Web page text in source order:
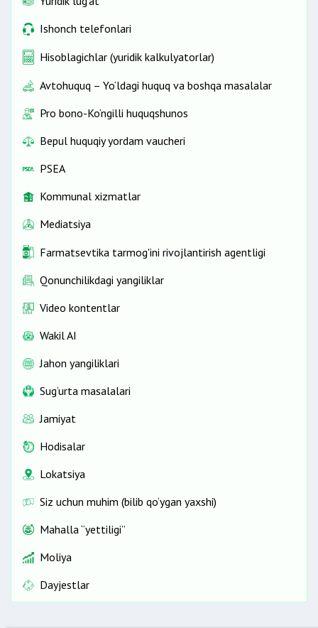
Ishonch telefonlari
Hisoblagichlar (yuridik kalkulyatorlar)
Avtohuquq – Yo‘ldagi huquq va boshqa masalalar
Pro bono-Ko‘ngilli huquqshunos
Bepul huquqiy yordam vaucheri
PSEA
Kommunal xizmatlar
Mediatsiya
Farmatsevtika tarmog'ini rivojlantirish agentligi
Qonunchilikdagi yangiliklar
Video kontentlar
Wakil AI
Jahon yangiliklari
Sug‘urta masalalari
Jamiyat
Hodisalar
Lokatsiya
Siz uchun muhim (bilib qo‘ygan yaxshi)
Mahalla “yettiligi”
Moliya
Dayjestlar